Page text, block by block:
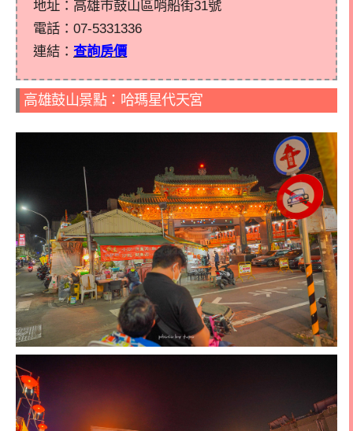
地址：高雄市鼓山區哨船街31號
電話：07-5331336
連結： 查詢房價
高雄鼓山景點：哈瑪星代天宮